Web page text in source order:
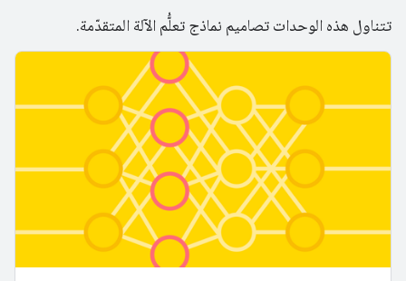
تتناول هذه الوحدات تصاميم نماذج تعلُّم الآلة المتقدّمة.